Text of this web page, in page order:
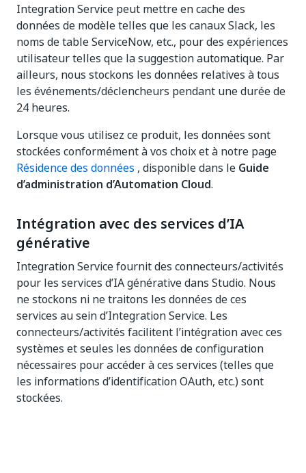
Integration Service peut mettre en cache des
données de modèle telles que les canaux Slack, les
noms de table ServiceNow, etc., pour des expériences
utilisateur telles que la suggestion automatique. Par
ailleurs, nous stockons les données relatives à tous
les événements/déclencheurs pendant une durée de
24 heures.
Lorsque vous utilisez ce produit, les données sont
stockées conformément à vos choix et à notre page
Résidence des données , disponible dans le Guide
d’administration d’Automation Cloud.
Intégration avec des services d’IA
générative
Integration Service fournit des connecteurs/activités
pour les services d’IA générative dans Studio. Nous
ne stockons ni ne traitons les données de ces
services au sein d’Integration Service. Les
connecteurs/activités facilitent l’intégration avec ces
systèmes et seules les données de configuration
nécessaires pour accéder à ces services (telles que
les informations d’identification OAuth, etc.) sont
stockées.